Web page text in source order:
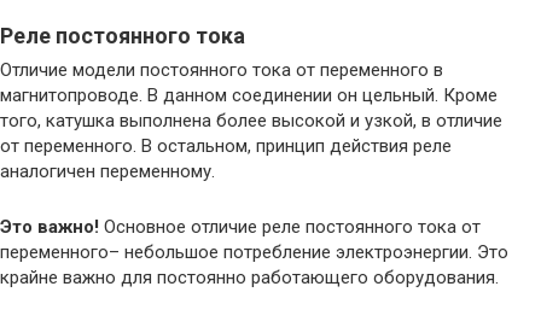
Реле постоянного тока
Отличие модели постоянного тока от переменного в
магнитопроводе. В данном соединении он цельный. Кроме
того, катушка выполнена более высокой и узкой, в отличие
от переменного. В остальном, принцип действия реле
аналогичен переменному.
Это важно! Основное отличие реле постоянного тока от
переменного– небольшое потребление электроэнергии. Это
крайне важно для постоянно работающего оборудования.